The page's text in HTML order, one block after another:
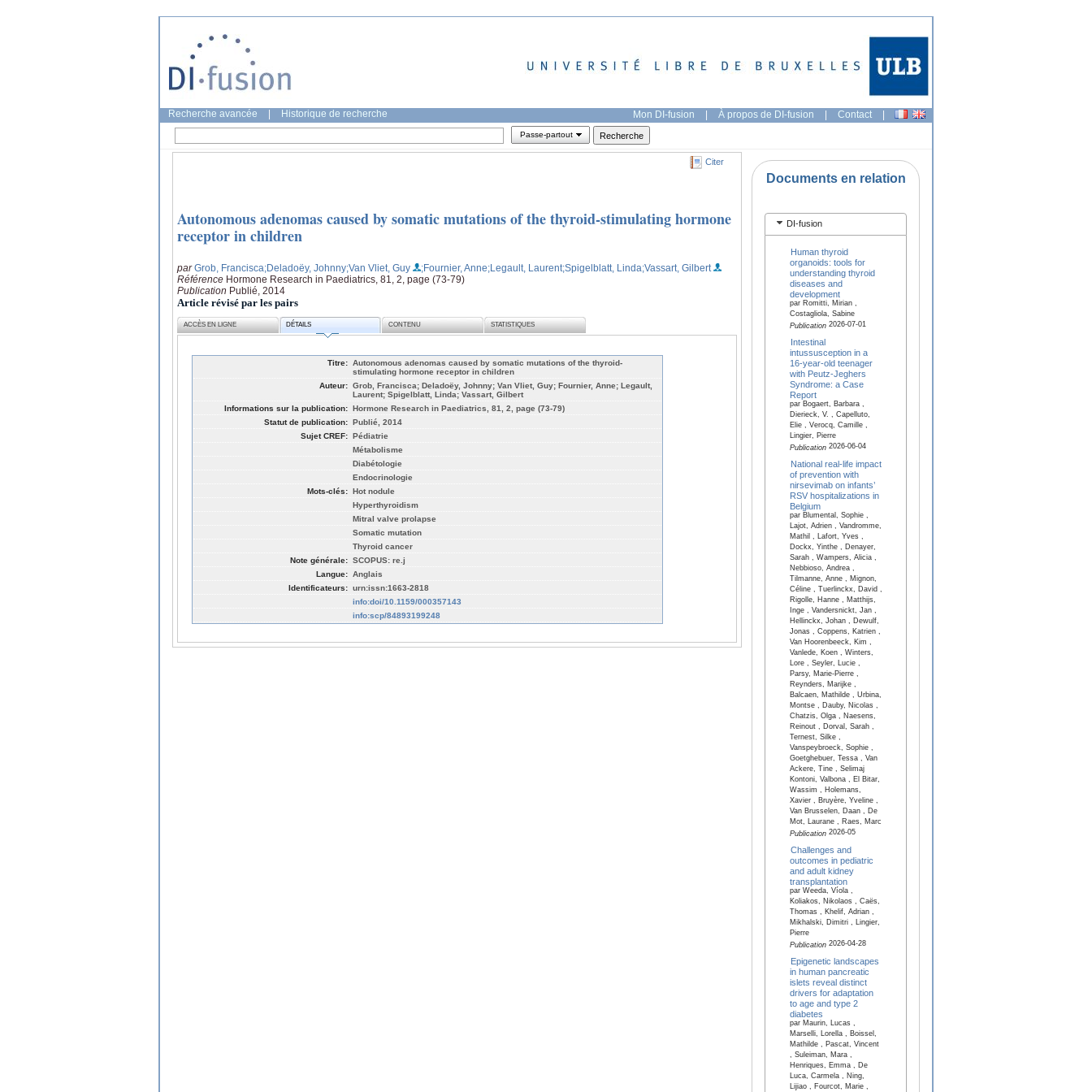
Recherche avancée Historique de recherche Mon DI-fusion | À propos de DI-fusion | Contact |
Passe-partout
Citer
Autonomous adenomas caused by somatic mutations of the thyroid-stimulating hormone
receptor in children
parGrob, Francisca;Deladoëy, Johnny;Van Vliet, Guy ;Fournier, Anne;Legault, Laurent;Spigelblatt, Linda;Vassart, Gilbert
Référence Hormone Research in Paediatrics, 81, 2, page (73-79)
Publication Publié, 2014
Article révisé par les pairs
ACCÈS EN LIGNE DÉTAILS CONTENU STATISTIQUES
Titre: Autonomous adenomas caused by somatic mutations of the thyroid-
stimulating hormone receptor in children
Auteur: Grob, Francisca; Deladoëy, Johnny; Van Vliet, Guy; Fournier, Anne; Legault,
Laurent; Spigelblatt, Linda; Vassart, Gilbert
Informations sur la publication: Hormone Research in Paediatrics, 81, 2, page (73-79)
Statut de publication: Publié, 2014
Sujet CREF: Pédiatrie
Métabolisme
Diabétologie
Endocrinologie
Mots-clés: Hot nodule
Hyperthyroidism
Mitral valve prolapse
Somatic mutation
Thyroid cancer
Note générale: SCOPUS: re.j
Langue: Anglais
Identificateurs: urn:issn:1663-2818
info:doi/10.1159/000357143
info:scp/84893199248
Documents en relation
DI-fusion
Human thyroid
organoids: tools for
understanding thyroid
diseases and
development
par Romitti, Mirian ,
Costagliola, Sabine
Publication2026-07-01
Intestinal
intussusception in a
16-year-old teenager
with Peutz-Jeghers
Syndrome: a Case
Report
par Bogaert, Barbara ,
Dierieck, V. , Capelluto,
Elie , Verocq, Camille ,
Lingier, Pierre
Publication2026-06-04
National real-life impact
of prevention with
nirsevimab on infants’
RSV hospitalizations in
Belgium
par Blumental, Sophie ,
Lajot, Adrien , Vandromme,
Mathil , Lafort, Yves ,
Dockx, Yinthe , Denayer,
Sarah , Wampers, Alicia ,
Nebbioso, Andrea ,
Tilmanne, Anne , Mignon,
Céline , Tuerlinckx, David ,
Rigolle, Hanne , Matthijs,
Inge , Vandersnickt, Jan ,
Hellinckx, Johan , Dewulf,
Jonas , Coppens, Katrien ,
Van Hoorenbeeck, Kim ,
Vanlede, Koen , Winters,
Lore , Seyler, Lucie ,
Parsy, Marie-Pierre ,
Reynders, Marijke ,
Balcaen, Mathilde , Urbina,
Montse , Dauby, Nicolas ,
Chatzis, Olga , Naesens,
Reinout , Dorval, Sarah ,
Ternest, Silke ,
Vanspeybroeck, Sophie ,
Goetghebuer, Tessa , Van
Ackere, Tine , Selimaj
Kontoni, Valbona , El Bitar,
Wassim , Holemans,
Xavier , Bruyère, Yveline ,
Van Brusselen, Daan , De
Mot, Laurane , Raes, Marc
Publication2026-05
Challenges and
outcomes in pediatric
and adult kidney
transplantation
par Weeda, Víola ,
Koliakos, Nikolaos , Caës,
Thomas , Khelif, Adrian ,
Mikhalski, Dimitri , Lingier,
Pierre
Publication2026-04-28
Epigenetic landscapes
in human pancreatic
islets reveal distinct
drivers for adaptation
to age and type 2
diabetes
par Maurin, Lucas ,
Marselli, Lorella , Boissel,
Mathilde , Pascat, Vincent
, Suleiman, Mara ,
Henriques, Emma , De
Luca, Carmela , Ning,
Lijiao , Fourcot, Marie ,